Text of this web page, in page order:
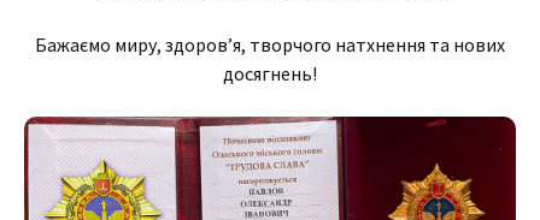
Бажаємо миру, здоров’я, творчого натхнення та нових
досягнень!